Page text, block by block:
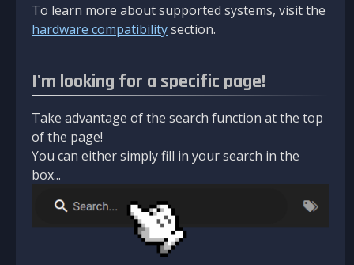
To learn more about supported systems, visit the
hardware compatibilitysection.
I'm looking for a specific page!
Take advantage of the search function at the top
of the page!
You can either simply fill in your search in the
box...